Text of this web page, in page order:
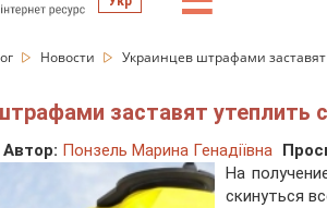
Новости Украинцев штрафами
заставят утеплить
Автор: Понзель Марина Генадіївна
На
скинуться